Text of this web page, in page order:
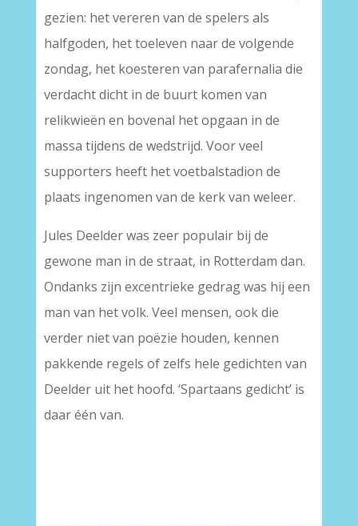
gezien: het vereren van de spelers als
halfgoden, het toeleven naar de volgende
zondag, het koesteren van parafernalia die
verdacht dicht in de buurt komen van
relikwieën en bovenal het opgaan in de
massa tijdens de wedstrijd. Voor veel
supporters heeft het voetbalstadion de
plaats ingenomen van de kerk van weleer.
Jules Deelder was zeer populair bij de
gewone man in de straat, in Rotterdam dan.
Ondanks zijn excentrieke gedrag was hij een
man van het volk. Veel mensen, ook die
verder niet van poëzie houden, kennen
pakkende regels of zelfs hele gedichten van
Deelder uit het hoofd. ‘Spartaans gedicht’ is
daar één van.